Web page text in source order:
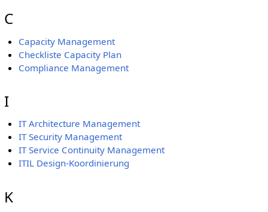
C
Capacity Management
Checkliste Capacity Plan
Compliance Management
I
IT Architecture Management
IT Security Management
IT Service Continuity Management
ITIL Design-Koordinierung
K